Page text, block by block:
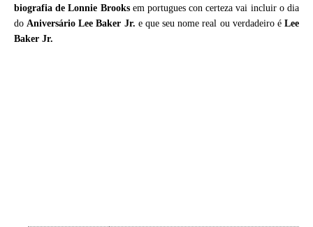
biografia deLonnie Brooksem portugues con certeza vai incluir o dia
doAniversário Lee Baker Jr. e que seu nome real ou verdadeiro éLee
Baker Jr.